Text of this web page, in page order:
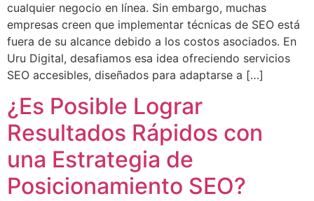
cualquier negocio en línea. Sin embargo, muchas
empresas creen que implementar técnicas de SEO está
fuera de su alcance debido a los costos asociados. En
Uru Digital, desafiamos esa idea ofreciendo servicios
SEO accesibles, diseñados para adaptarse a […]
¿Es Posible Lograr
Resultados Rápidos con
una Estrategia de
Posicionamiento SEO?